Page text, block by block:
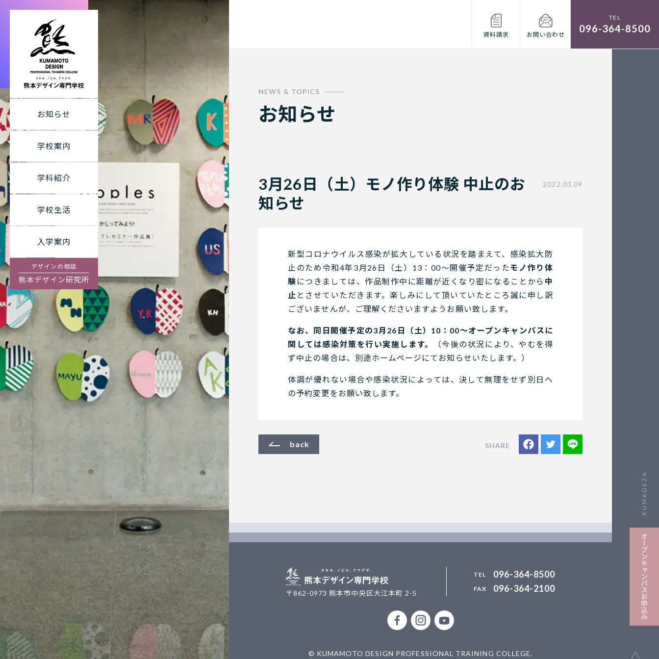
熊本デザイン専門学校
お知らせ
学校案内
学科紹介
学校生活
入学案内
デザインの相談
熊本デザイン研究所
資料請求 お問い合わせ
096-364-8500
お知らせ
3月26日（土）モノ作り体験 中止のお
知らせ
2022.03.09
新型コロナウイルス感染が拡大している状況を踏まえて、感染拡大防
止のため令和4年3月26日（土）13：00～開催予定だったモノ作り体
験 につきましては、作品制作中に距離が近くなり密になることから 中
止 とさせていただきます。楽しみにして頂いていたところ誠に申し訳
ございませんが、ご理解くださいますようお願い致します。
なお、同日開催予定の3月26日（土）10：00～オープンキャンパスに
関しては感染対策を行い実施します。
（今後の状況により、やむを得
ず中止の場合は、別途ホームページにてお知らせいたします。）
体調が優れない場合や感染状況によっては、決して無理をせず別日へ
の予約変更をお願い致します。
back
〒862-0973 熊本市中央区大江本町 2-5
096-364-8500
096-364-2100
公式facebookページ
公式Instagramアカウント
熊本デザイン専門学校 公式Youtubeチャンネル
© KUMAMOTO DESIGN PROFESSIONAL TRAINING COLLEGE.